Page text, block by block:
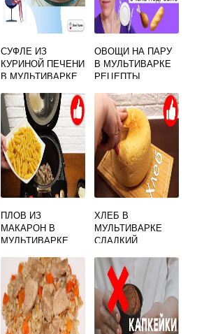
СУФЛЕ ИЗ
КУРИНОЙ ПЕЧЕНИ
В МУЛЬТИВАРКЕ
ОВОЩИ НА ПАРУ
В МУЛЬТИВАРКЕ
РЕЦЕПТЫ
ПРИ
ПАНКРЕАТИТЕ И
ГАСТРИТЕ
ПЛОВ ИЗ
МАКАРОН В
МУЛЬТИВАРКЕ
ХЛЕБ В
МУЛЬТИВАРКЕ
СЛАДКИЙ